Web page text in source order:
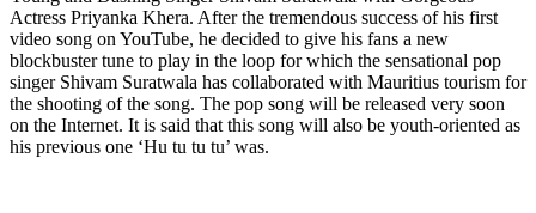
Actress Priyanka Khera. After the tremendous success of his first
video song on YouTube, he decided to give his fans a new
blockbuster tune to play in the loop for which the sensational pop
singer Shivam Suratwala has collaborated with Mauritius tourism for
the shooting of the song. The pop song will be released very soon
on the Internet. It is said that this song will also be youth-oriented as
his previous one ‘Hu tu tu tu’ was.